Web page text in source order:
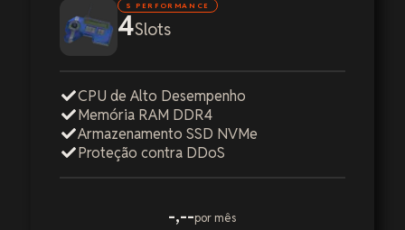
S PERFORMANCE
4Slots
CPU de Alto Desempenho
Memória RAM DDR4
Armazenamento SSD NVMe
Proteção contra DDoS
-,--por mês